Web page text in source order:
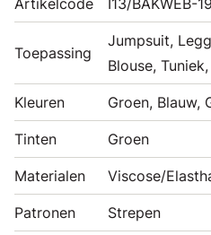
Toepassing
Jumpsuit,
Blouse,
Kleuren Groen, Blauw,
Tinten Groen
Materialen Viscose/
Patronen Strepen